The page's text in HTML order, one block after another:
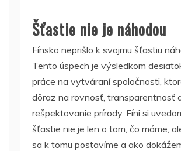
Šťastie nie je náhodou
Fínsko neprišlo k svojmu šťastiu
Tento úspech je výsledkom
práce na vytváraní spoločnosti,
dôraz na rovnosť, transparentnosť
rešpektovanie prírody. Fíni si
šťastie nie je len o tom, čo máme,
sa k tomu postavíme a ako